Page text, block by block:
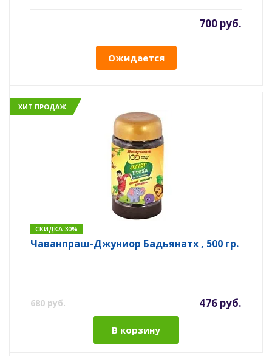
700 руб.
Ожидается
ХИТ ПРОДАЖ
СКИДКА 30%
Чаванпраш-Джуниор Бадьянатх , 500 гр.
680 руб. 476 руб.
В корзину